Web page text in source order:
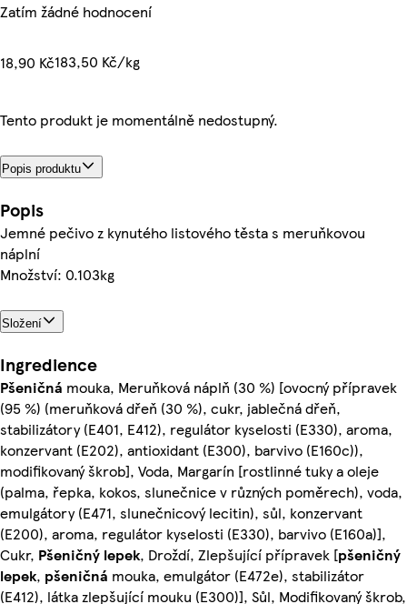
Zatím žádné hodnocení
18,90 Kč183,50 Kč/kg
Tento produkt je momentálně nedostupný.
Popis produktu
Popis
Jemné pečivo z kynutého listového těsta s meruňkovou
náplní
Množství: 0.103kg
Složení
Ingredience
Pšeničná mouka, Meruňková náplň (30 %) [ovocný přípravek
(95 %) (meruňková dřeň (30 %), cukr, jablečná dřeň,
stabilizátory (E401, E412), regulátor kyselosti (E330), aroma,
konzervant (E202), antioxidant (E300), barvivo (E160c)),
modifikovaný škrob], Voda, Margarín [rostlinné tuky a oleje
(palma, řepka, kokos, slunečnice v různých poměrech), voda,
emulgátory (E471, slunečnicový lecitin), sůl, konzervant
(E200), aroma, regulátor kyselosti (E330), barvivo (E160a)],
Cukr, Pšeničný lepek, Droždí, Zlepšující přípravek [pšeničný
lepek, pšeničná mouka, emulgátor (E472e), stabilizátor
(E412), látka zlepšující mouku (E300)], Sůl, Modifikovaný škrob,